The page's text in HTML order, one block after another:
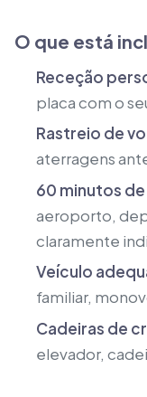
O que está
Receção
placa com o
Rastreio de
aterragens
60 minutos
aeroporto,
claramente
Veículo
familiar,
Cadeiras de
elevador,